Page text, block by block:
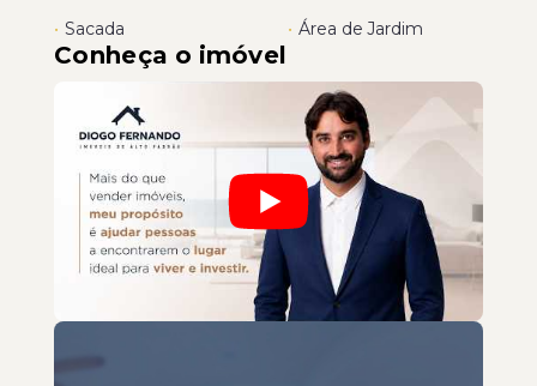
• Sacada • Área de Jardim
Conheça o imóvel